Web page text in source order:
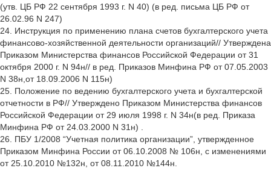
(утв. ЦБ РФ 22 сентября 1993 г. N 40) (в ред. письма ЦБ РФ от
26.02.96 N 247)
24. Инструкция по применению плана счетов бухгалтерского учета
финансово-хозяйственной деятельности организаций// Утверждена
Приказом Министерства финансов Российской Федерации от 31
октября 2000 г. N 94н// в ред. Приказов Минфина РФ от 07.05.2003
N 38н,от 18.09.2006 N 115н)
25. Положение по ведению бухгалтерского учета и бухгалтерской
отчетности в РФ// Утверждено Приказом Министерства финансов
Российской Федерации от 29 июля 1998 г. N 34н(в ред. Приказа
Минфина РФ от 24.03.2000 N 31н) .
26. ПБУ 1/2008 “Учетная политика организации”, утвержденное
Приказом Минфина России от 06.10.2008 № 106н, с изменениями
от 25.10.2010 №132н, от 08.11.2010 №144н.